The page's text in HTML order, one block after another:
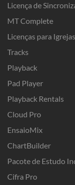
Licença de
MT Complete
Licenças para Igrejas
Tracks
Playback
Pad Player
Playback Rentals
Cloud Pro
EnsaioMix
ChartBuilder
Pacote de Estudo
Cifra Pro